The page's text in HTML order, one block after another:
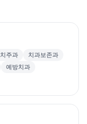
치주과
치과보존과
예방치과